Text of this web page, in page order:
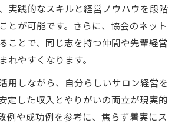
実践的なスキルと経営ノウハウを段階
とが可能です。さらに、協会のネット
ことで、同じ志を持つ仲間や先輩経営
れやすくなります。
用しながら、自分らしいサロン経営を
定した収入とやりがいの両立が現実的
例や成功例を参考に、焦らず着実にス